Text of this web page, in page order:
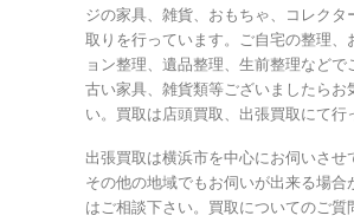
ジの家具、雑貨、おもちゃ、コレクタ
取りを行っています。ご自宅の整理、
ョン整理、遺品整理、生前整理などで
古い家具、雑貨類等ございましたらお
い。買取は店頭買取、出張買取にて行
出張買取は横浜市を中心にお伺いさせ
その他の地域でもお伺いが出来る場合
はご相談下さい。買取についてのご質